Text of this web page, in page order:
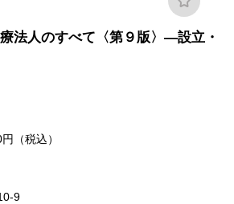
法人のすべて〈第９版〉―設立・
（税込）
9